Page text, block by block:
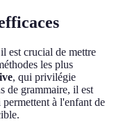
est crucial de mettre
les plus
, qui privilégie
de grammaire, il est
à l'enfant de